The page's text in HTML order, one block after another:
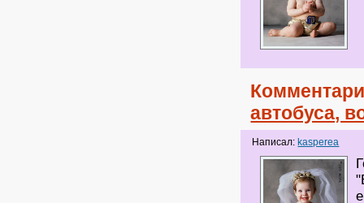
автобуса,
Написал: kasperea